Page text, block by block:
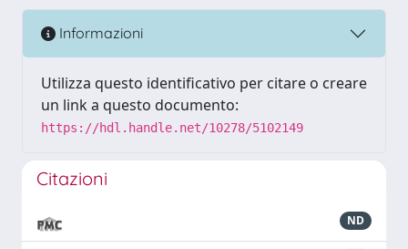
Informazioni
Utilizza questo identificativo per citare o creare
un link a questo documento:
https://hdl.handle.net/10278/5102149
Citazioni
ND